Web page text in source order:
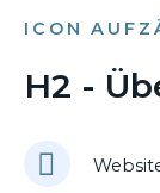
ICON
H2 -